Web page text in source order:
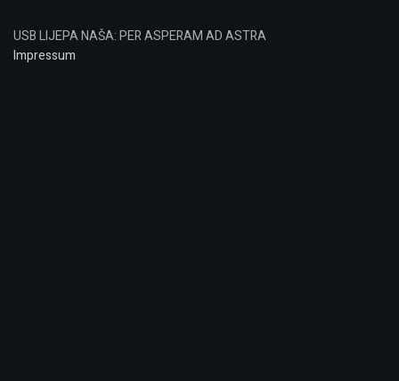
USB LIJEPA NAŠA: PER ASPERAM AD ASTRA
Impressum